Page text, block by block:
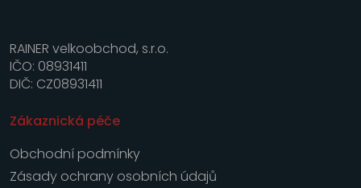
RAINER velkoobchod, s.r.o.
IČO: 08931411
DIČ: CZ08931411
Zákaznická péče
Obchodní podmínky
Zásady ochrany osobních údajů